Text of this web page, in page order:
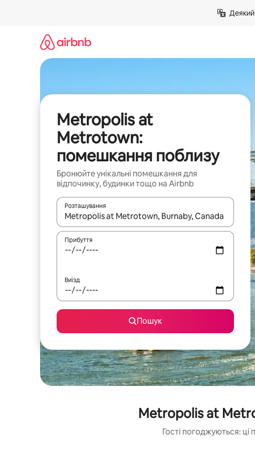
Деякий
Metropolis at
Metrotown:
помешкання поблизу
Бронюйте унікальні помешкання для
відпочинку, будинки тощо на Airbnb
Розташування
Отримавши результати пошуку, використовуйте для
Прибуття
Виїзд
Пошук
Metropolis at
Гості погоджуються: